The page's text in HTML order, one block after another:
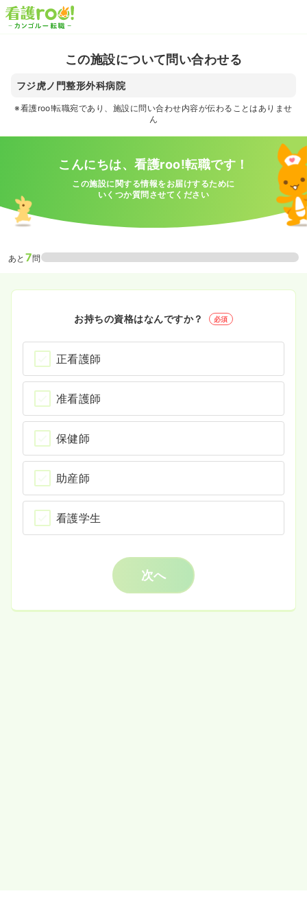
この施設について問い合わせる
フジ虎ノ門整形外科病院
※看護roo!転職宛であり、施設に問い合わせ内容が伝わることはありませ
ん
こんにちは、看護roo!転職です！
この施設に関する情報をお届けするために
いくつか質問させてください
あと 7問
お持ちの資格はなんですか？ 必須
正看護師
准看護師
保健師
助産師
看護学生
次へ